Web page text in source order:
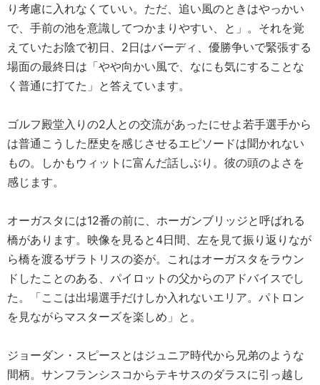
り考慮に入れなくていい。ただ、追い風のときはやっかい
で、手前の池を意識してつかまりやすい、と」。それを覚
えていたお陰で初日、2日はバーディ、優勝争いで緊張する
場面の最終日は「やや向かい風で、なにも気にすることな
く普通に打てた」と答えています。
ゴルフ殿堂入りの2人との交流があったにせよ若手選手から
は普通こうした歴史を感じさせるエピソードは聞かれない
もの。しかもウィットに富んだ話しぶり。彼の頭のよさを
感じます。
オーガスタには12番の前に、ホーガンブリッジと呼ばれる
橋があります。映像を見ると4日間、左を見て振り返りなが
ら橋を渡るザラトリスの姿が。これはオーガスタをラウン
ドしたことのある、パイロットの父からのアドバイスでし
た。「ここは出場選手だけしか入れないエリア。パトロン
を見ながらマスターズを楽しめ」と。
ジョーダン・スピースとはジュニア時代から兄弟のような
間柄。サンフランシスコからテキサスのダラスに引っ越し